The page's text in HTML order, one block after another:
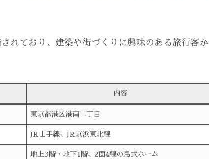
れており、建築や街づくりに興味のある旅行客か
内容
東京都港区港南二丁目
JR山手線、JR京浜東北線
地上3階・地下1階、2面4線の島式ホーム